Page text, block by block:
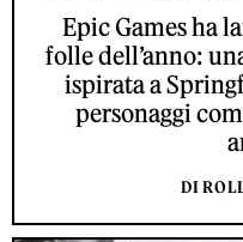
Epic Games ha
folle dell’anno:
ispirata a
personaggi
DI